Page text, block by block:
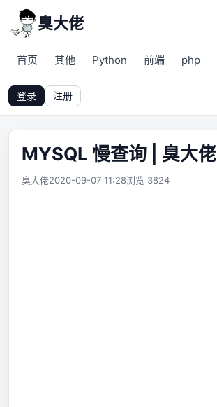
臭大佬
首页 其他 Python 前端 php
登录 注册
MYSQL 慢查询 | 臭大佬
臭大佬2020-09-07 11:28浏览 3824